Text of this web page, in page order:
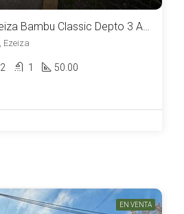
Alquiler Canning Ezeiza Bambu Classic Depto 3 Ambientes c/estacionamiento a metros del Shopping Las Toscas
Ezeiza
2 1 50.00
EN VENTA